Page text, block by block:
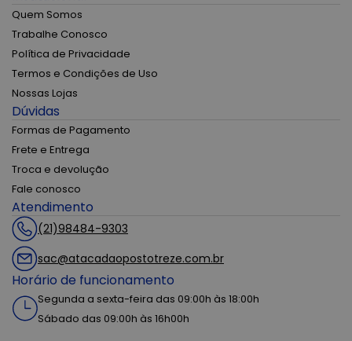
Quem Somos
Trabalhe Conosco
Política de Privacidade
Termos e Condições de Uso
Nossas Lojas
Dúvidas
Formas de Pagamento
Frete e Entrega
Troca e devolução
Fale conosco
Atendimento
(21)98484-9303
sac@atacadaopostotreze.com.br
Horário de funcionamento
Segunda a sexta-feira das 09:00h às 18:00h
Sábado das 09:00h às 16h00h